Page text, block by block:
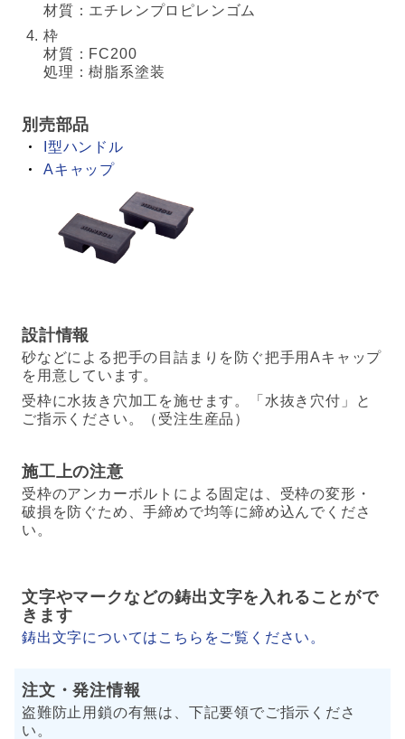
材質：エチレンプロピレンゴム
枠
材質：FC200
処理：樹脂系塗装
別売部品
I型ハンドル
Aキャップ
設計情報
砂などによる把手の目詰まりを防ぐ把手用Aキャップ
を用意しています。
受枠に水抜き穴加工を施せます。「水抜き穴付」と
ご指示ください。（受注生産品）
施工上の注意
受枠のアンカーボルトによる固定は、受枠の変形・
破損を防ぐため、手締めで均等に締め込んでくださ
い。
文字やマークなどの鋳出文字を入れることがで
きます
鋳出文字についてはこちらをご覧ください。
注文・発注情報
盗難防止用鎖の有無は、下記要領でご指示くださ
い。